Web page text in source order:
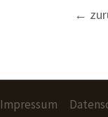
←
Impressum